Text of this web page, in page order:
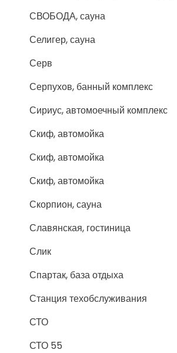
СВОБОДА, сауна
Селигер, сауна
Серв
Серпухов, банный комплекс
Сириус, автомоечный комплекс
Скиф, автомойка
Скиф, автомойка
Скиф, автомойка
Скорпион, сауна
Славянская, гостиница
Слик
Спартак, база отдыха
Станция техобслуживания
СТО
СТО 55